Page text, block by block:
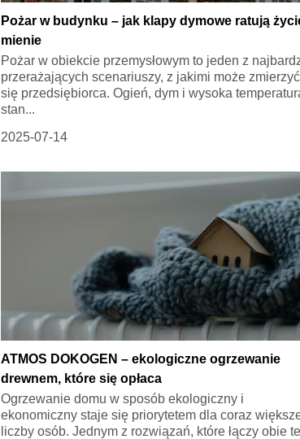
Pożar w budynku – jak klapy dymowe ratują
mienie
Pożar w obiekcie przemysłowym to jeden z
przerażających scenariuszy, z jakimi może zmierzyć
się przedsiębiorca. Ogień, dym i wysoka
stan...
2025-07-14
ATMOS DOKOGEN – ekologiczne ogrzewanie
drewnem, które się opłaca
Ogrzewanie domu w sposób ekologiczny i
ekonomiczny staje się priorytetem dla coraz
liczby osób. Jednym z rozwiązań, które łączy obie